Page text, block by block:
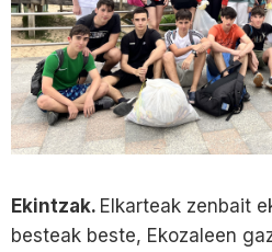
Ekintzak. Elkarteak zenbait
besteak beste, Ekozaleen